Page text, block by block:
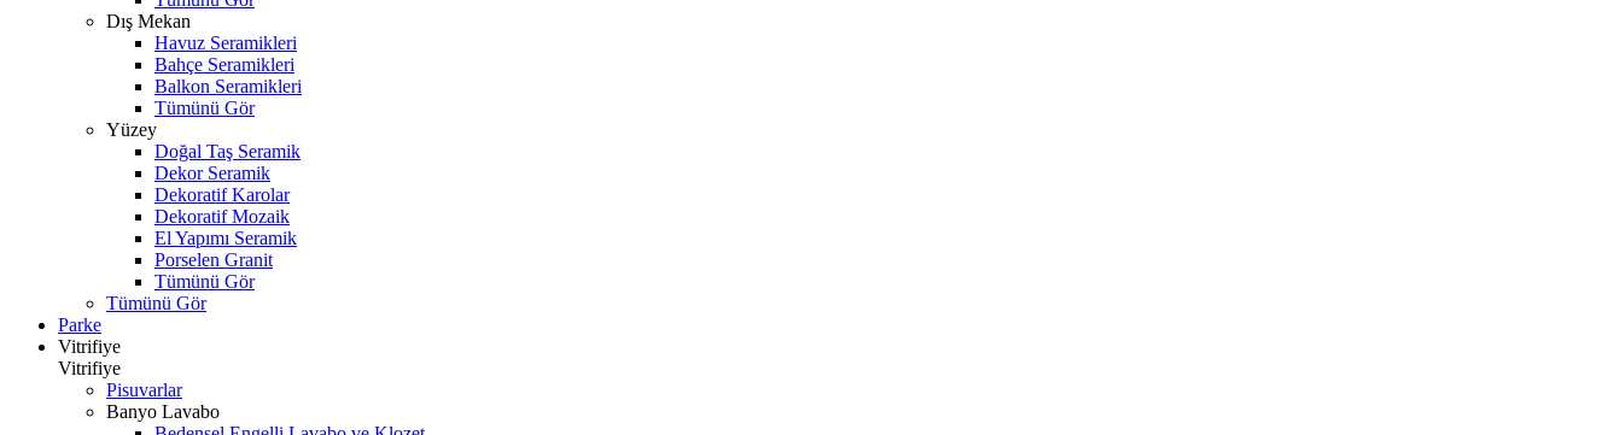
Dış Mekan
Havuz Seramikleri
Bahçe Seramikleri
Balkon Seramikleri
Tümünü Gör
Yüzey
Doğal Taş Seramik
Dekor Seramik
Dekoratif Karolar
Dekoratif Mozaik
El Yapımı Seramik
Porselen Granit
Tümünü Gör
Tümünü Gör
Parke
Vitrifiye
Vitrifiye
Pisuvarlar
Banyo Lavabo